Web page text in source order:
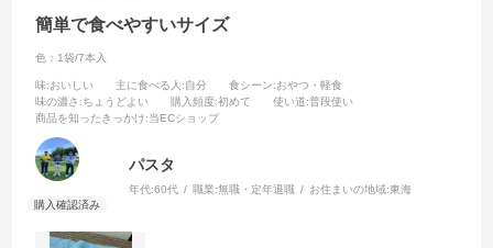
簡単で食べやすいサイズ
色：1袋/7本入
味:おいしい 主に食べる人 :自分 食シーン:おやつ・軽食
味の濃さ :ちょうどよい 購入頻度:初めて 使い道:普段使い
商品を知ったきっかけ:当ECショップ
パスタ
年代:60代 職業:無職・定年退職 お住まいの地域:東海